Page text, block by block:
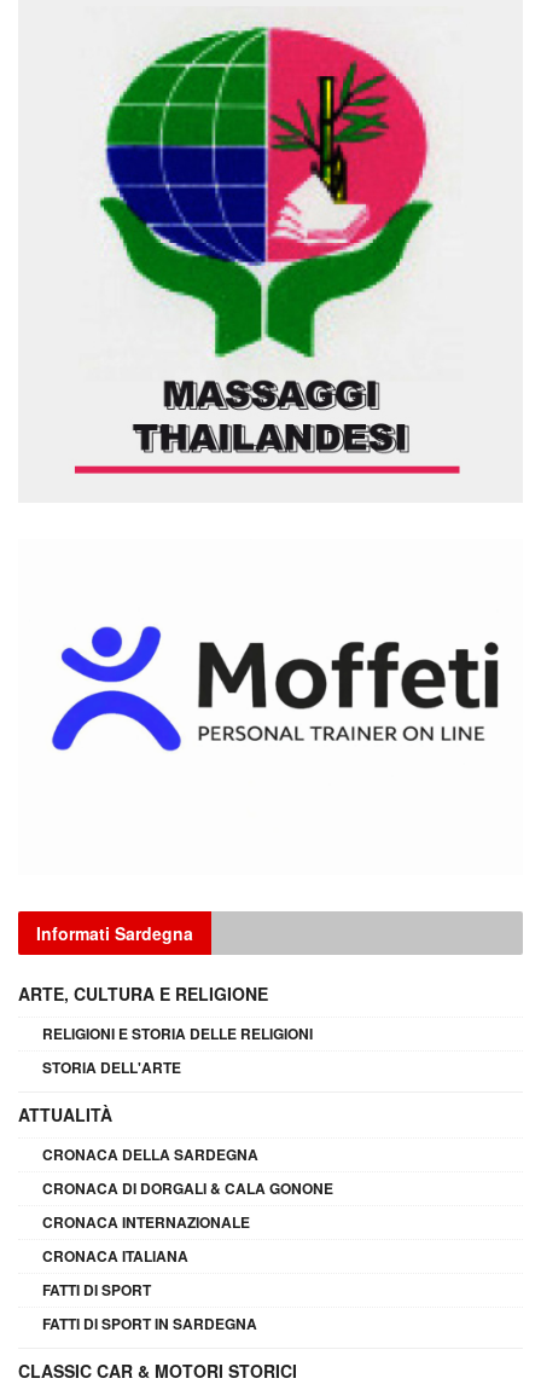
Informati Sardegna
ARTE, CULTURA E RELIGIONE
RELIGIONI E STORIA DELLE RELIGIONI
STORIA DELL'ARTE
ATTUALITÀ
CRONACA DELLA SARDEGNA
CRONACA DI DORGALI & CALA GONONE
CRONACA INTERNAZIONALE
CRONACA ITALIANA
FATTI DI SPORT
FATTI DI SPORT IN SARDEGNA
CLASSIC CAR & MOTORI STORICI